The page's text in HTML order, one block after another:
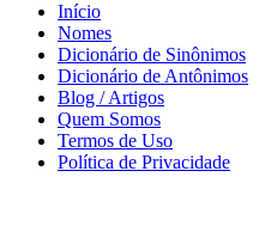
Início
Nomes
Dicionário de Sinônimos
Dicionário de Antônimos
Blog / Artigos
Quem Somos
Termos de Uso
Política de Privacidade